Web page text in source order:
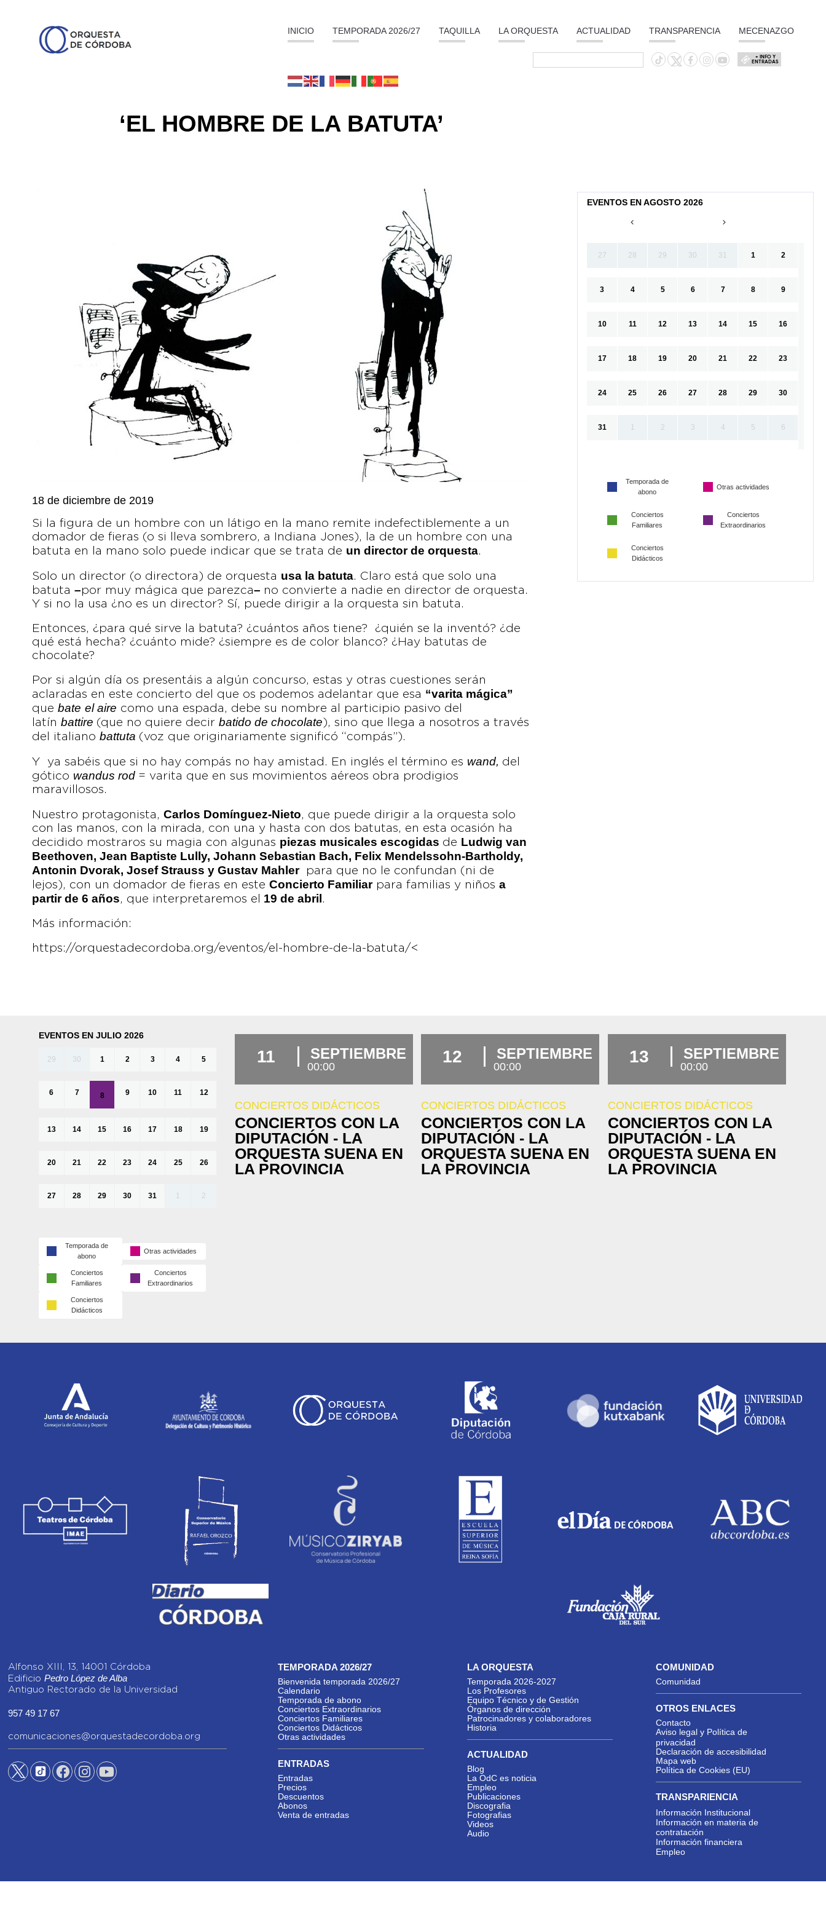
INICIO TEMPORADA 2026/27 TAQUILLA LA ORQUESTA ACTUALIDAD TRANSPARENCIA MECENAZGO
+ INFO Y
ENTRADAS
‘EL HOMBRE DE LA BATUTA’
18 de diciembre de 2019
Si la figura de un hombre con un látigo en la mano remite indefectiblemente a un
domador de fieras (o si lleva sombrero, a Indiana Jones), la de un hombre con una
batuta en la mano solo puede indicar que se trata de un director de orquesta.
Solo un director (o directora) de orquesta usa la batuta. Claro está que solo una
batuta –por muy mágica que parezca– no convierte a nadie en director de orquesta.
Y si no la usa ¿no es un director? Sí, puede dirigir a la orquesta sin batuta.
Entonces, ¿para qué sirve la batuta? ¿cuántos años tiene? ¿quién se la inventó? ¿de
qué está hecha? ¿cuánto mide? ¿siempre es de color blanco? ¿Hay batutas de
chocolate?
Por si algún día os presentáis a algún concurso, estas y otras cuestiones serán
aclaradas en este concierto del que os podemos adelantar que esa “varita mágica”
que bate el aire como una espada, debe su nombre al participio pasivo del
latín battire (que no quiere decir batido de chocolate ), sino que llega a nosotros a través
del italiano battuta (voz que originariamente significó “compás”).
Y ya sabéis que si no hay compás no hay amistad. En inglés el término es wand, del
gótico wandus rod = varita que en sus movimientos aéreos obra prodigios
maravillosos.
Nuestro protagonista, Carlos Domínguez-Nieto, que puede dirigir a la orquesta solo
con las manos, con la mirada, con una y hasta con dos batutas, en esta ocasión ha
decidido mostraros su magia con algunas piezas musicales escogidas de Ludwig van
Beethoven, Jean Baptiste Lully, Johann Sebastian Bach, Felix Mendelssohn-Bartholdy,
Antonin Dvorak, Josef Strauss y Gustav Mahler
para que no le confundan (ni de
lejos), con un domador de fieras en este Concierto Familiarpara familias y niños a
partir de 6 años, que interpretaremos el 19 de abril .
Más información:
https://orquestadecordoba.org/eventos/el-hombre-de-la-batuta/<
EVENTOS EN AGOSTO 2026
27 28 29 30 31 1 2
3 4 5 6 7 8 9
10 11 12 13 14 15 16
17 18 19 20 21 22 23
24 25 26 27 28 29 30
31 1 2 3 4 5 6
Temporada de
abono
Otras actividades
Conciertos
Familiares
Conciertos
Extraordinarios
Conciertos
Didácticos
EVENTOS EN JULIO 2026
29 30 1 2 3 4 5
6 7 8 9 10 11 12
13 14 15 16 17 18 19
20 21 22 23 24 25 26
27 28 29 30 31 1 2
Temporada de
abono
Otras actividades
Conciertos
Familiares
Conciertos
Extraordinarios
Conciertos
Didácticos
11 SEPTIEMBRE
00:00
CONCIERTOS DIDÁCTICOS
CONCIERTOS CON LA
DIPUTACIÓN - LA
ORQUESTA SUENA EN
LA PROVINCIA
12 SEPTIEMBRE
00:00
CONCIERTOS DIDÁCTICOS
CONCIERTOS CON LA
DIPUTACIÓN - LA
ORQUESTA SUENA EN
LA PROVINCIA
13 SEPTIEMBRE
00:00
CONCIERTOS DIDÁCTICOS
CONCIERTOS CON LA
DIPUTACIÓN - LA
ORQUESTA SUENA EN
LA PROVINCIA
Alfonso XIII, 13, 14001 Córdoba
Edificio Pedro López de Alba
Antiguo Rectorado de la Universidad
957 49 17 67
comunicaciones@orquestadecordoba.org
TEMPORADA 2026/27
Bienvenida temporada 2026/27
Calendario
Temporada de abono
Conciertos Extraordinarios
Conciertos Familiares
Conciertos Didácticos
Otras actividades
ENTRADAS
Entradas
Precios
Descuentos
Abonos
Venta de entradas
LA ORQUESTA
Temporada 2026-2027
Los Profesores
Equipo Técnico y de Gestión
Órganos de dirección
Patrocinadores y colaboradores
Historia
ACTUALIDAD
Blog
La OdC es noticia
Empleo
Publicaciones
Discografia
Fotografias
Videos
Audio
COMUNIDAD
Comunidad
OTROS ENLACES
Contacto
Aviso legal y Política de
privacidad
Declaración de accesibilidad
Mapa web
Política de Cookies (EU)
TRANSPARIENCIA
Información Institucional
Información en materia de
contratación
Información financiera
Empleo